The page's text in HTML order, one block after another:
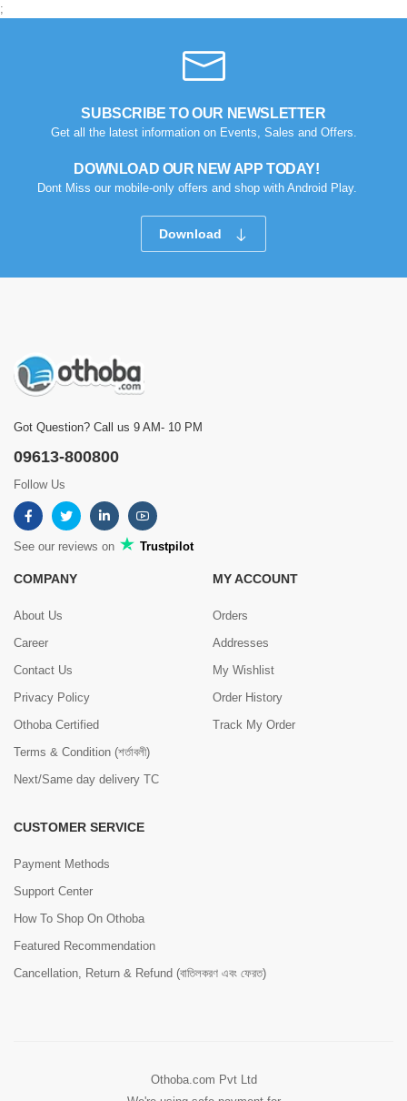
N
Satisfactory with this price range. Thanks othoba.com.
0 0
;
SUBSCRIBE TO OUR NEWSLETTER
Get all the latest information on Events, Sales and Offers.
DOWNLOAD OUR NEW APP TODAY!
Dont Miss our mobile-only offers and shop with Android Play.
Download
Got Question? Call us 9 AM- 10 PM
09613-800800
Follow Us
See our reviews on Trustpilot
COMPANY
About Us
Career
Contact Us
Privacy Policy
Othoba Certified
Terms & Condition (শর্তাবলী)
Next/Same day delivery TC
MY ACCOUNT
Orders
Addresses
My Wishlist
Order History
Track My Order
CUSTOMER SERVICE
Payment Methods
Support Center
How To Shop On Othoba
Featured Recommendation
Cancellation, Return & Refund (বাতিলকরণ এবং ফেরত)
Othoba.com Pvt Ltd